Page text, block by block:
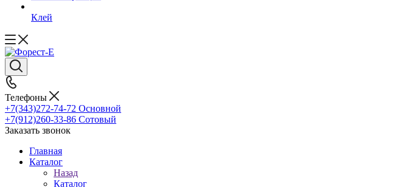
Клей
Телефоны
+7(343)272-74-72 Основной
+7(912)260-33-86 Сотовый
Заказать звонок
Главная
Каталог
Назад
Каталог